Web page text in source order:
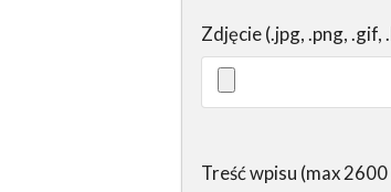
Zdjęcie (.jpg, .png, .gif,
Treść wpisu (max